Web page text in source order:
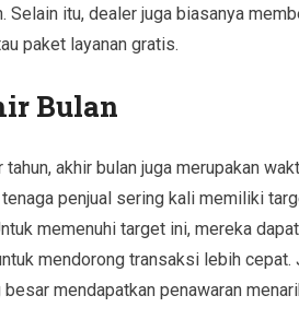
Selain itu, dealer juga biasanya
paket layanan gratis.
Bulan
tahun, akhir bulan juga merupakan
penjual sering kali memiliki
memenuhi target ini, mereka
mendorong transaksi lebih
mendapatkan penawaran